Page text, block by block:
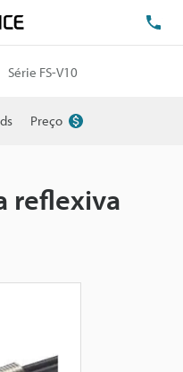
Série FS-V10
Preço
reflexiva